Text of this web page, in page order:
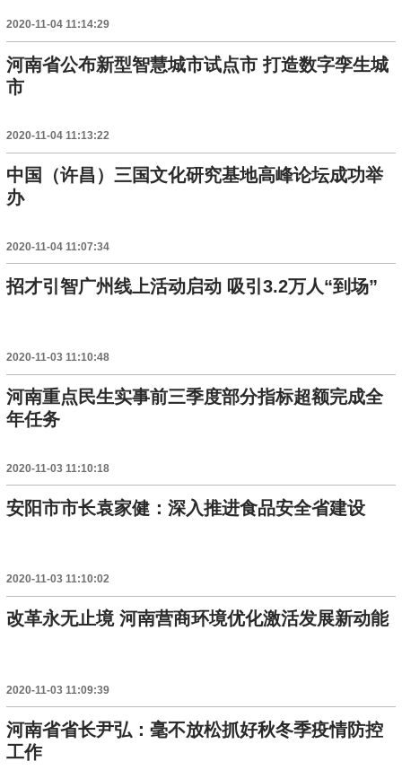
2020-11-04 11:14:29
河南省公布新型智慧城市试点市 打造数字孪生城
市
2020-11-04 11:13:22
中国（许昌）三国文化研究基地高峰论坛成功举
办
2020-11-04 11:07:34
招才引智广州线上活动启动 吸引3.2万人“到场”
2020-11-03 11:10:48
河南重点民生实事前三季度部分指标超额完成全
年任务
2020-11-03 11:10:18
安阳市市长袁家健：深入推进食品安全省建设
2020-11-03 11:10:02
改革永无止境 河南营商环境优化激活发展新动能
2020-11-03 11:09:39
河南省省长尹弘：毫不放松抓好秋冬季疫情防控
工作